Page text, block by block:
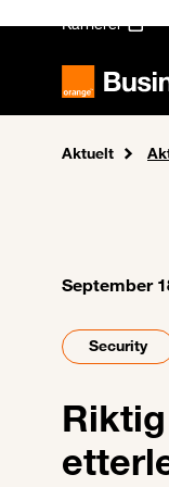
Karrierer
Home
Aktuelt
September
Security